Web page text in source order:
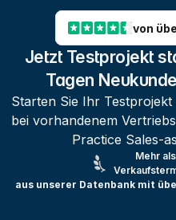
von
Jetzt Testprojekt
Tagen
Starten Sie Ihr
bei vorhandenem
Practice Sales-
Mehr
aus unserer Datenbank mit